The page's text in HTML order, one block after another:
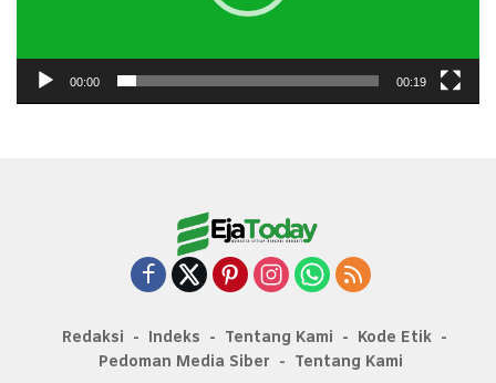
00:00 00:19
Redaksi Indeks Tentang Kami
Kode Etik
Pedoman Media Siber
Tentang Kami